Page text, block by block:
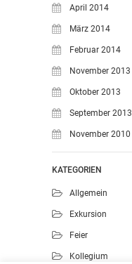
April 2014
März 2014
Februar 2014
November 2013
Oktober 2013
September 2013
November 2010
KATEGORIEN
Allgemein
Exkursion
Feier
Kollegium